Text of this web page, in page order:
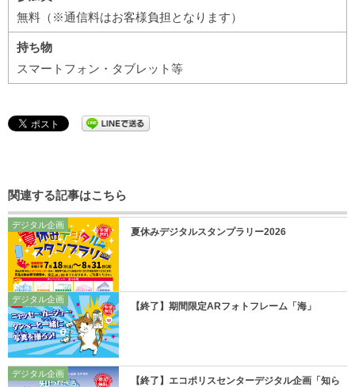
無料（※通信料はお客様負担となります）
持ち物
スマートフォン・タブレット等
関連する記事はこちら
デジタル企画
夏休みデジタルスタンプラリー2026
デジタル企画
【終了】期間限定ARフォトフレーム「海」
デジタル企画
【終了】エコポリスセンターデジタル企画「知ら